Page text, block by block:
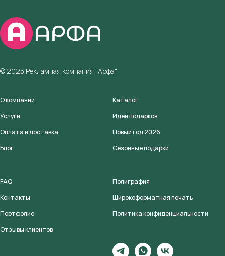
© 2025 Рекламная компания "Арфа"
О компании
Услуги
Оплата и доставка
Блог
Каталог
Идеи подарков
Новый год 2026
Сезонные подарки
FAQ
Контакты
Портфолио
Отзывы клиентов
Полиграфия
Широкоформатная печать
Политика конфиденциальности